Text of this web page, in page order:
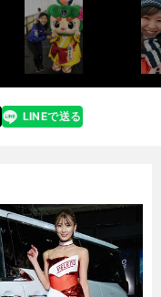
LINEで送る